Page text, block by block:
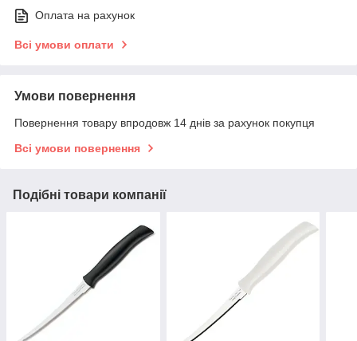
Оплата на рахунок
Всі умови оплати
Умови повернення
Повернення товару впродовж 14 днів за рахунок покупця
Всі умови повернення
Подібні товари компанії